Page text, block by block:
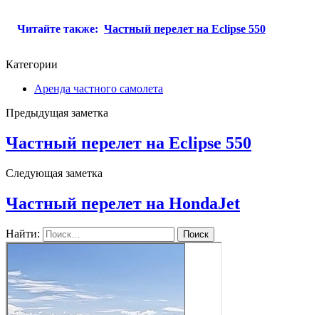
Читайте также: Частный перелет на Eclipse 550
Категории
Аренда частного самолета
Предыдущая заметка
Частный перелет на Eclipse 550
Следующая заметка
Частный перелет на HondaJet
Найти: